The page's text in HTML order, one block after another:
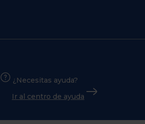
¿Necesitas ayuda?
Ir al centro de ayuda